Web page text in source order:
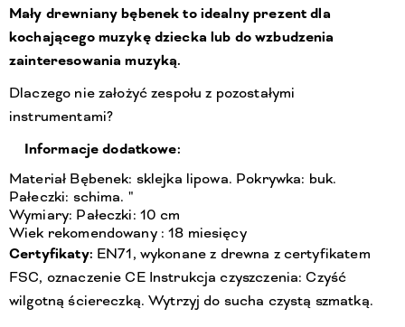
Mały drewniany bębenek to idealny prezent dla
kochającego muzykę dziecka lub do wzbudzenia
zainteresowania muzyką.
Dlaczego nie założyć zespołu z pozostałymi
instrumentami?
Informacje dodatkowe:
Materiał Bębenek: sklejka lipowa. Pokrywka: buk.
Pałeczki: schima. "
Wymiary: Pałeczki: 10 cm
Wiek rekomendowany : 18 miesięcy
Certyfikaty: EN71, wykonane z drewna z certyfikatem
FSC, oznaczenie CE Instrukcja czyszczenia: Czyść
wilgotną ściereczką. Wytrzyj do sucha czystą szmatką.